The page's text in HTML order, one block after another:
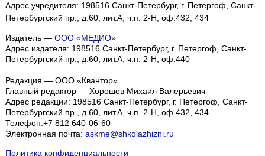
Адрес учредителя: 198516 Санкт-Петербург, г. Петергоф, Санкт-
Петербургский пр., д.60, лит.А, ч.п. 2-Н, оф.432, 434
Издатель — ООО «МЕДИО»
Адрес издателя: 198516 Санкт-Петербург, г. Петергоф, Санкт-
Петербургский пр., д.60, лит.А, ч.п. 2-Н, оф.440
Редакция — ООО «Квантор»
Главный редактор — Хорошев Михаил Валерьевич
Адрес редакции: 198516 Санкт-Петербург, г. Петергоф Санкт-
Петербургский пр., д.60, лит.А, ч.п. 2-Н, оф.432, 434
Телефон:+7 812 640-06-60
Электронная почта: askme@shkolazhizni.ru
Политика конфиденциальности